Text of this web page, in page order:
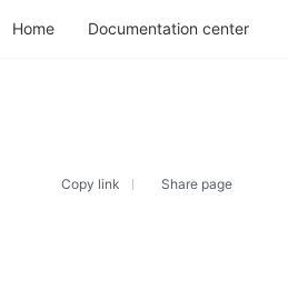
Copy link Share page
Home Documentation center